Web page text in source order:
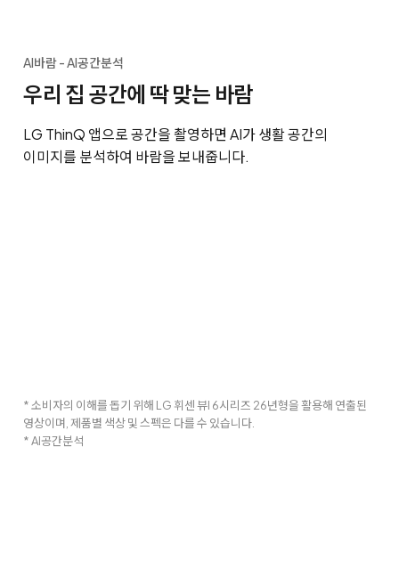
AI바람 - AI공간분석
우리 집 공간에 딱 맞는 바람
LG ThinQ 앱으로 공간을 촬영하면 AI가 생활 공간의
이미지를 분석하여 바람을 보내줍니다.
* 소비자의 이해를 돕기 위해 LG 휘센 뷰I 6시리즈 26년형을 활용해 연출된
영상이며, 제품별 색상 및 스펙은 다를 수 있습니다.
* AI공간분석